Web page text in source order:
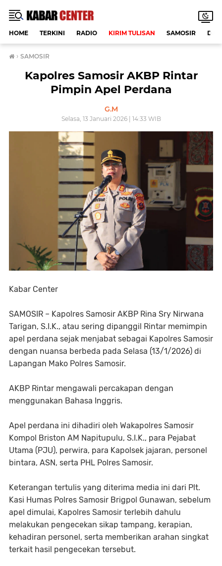
HOME TERKINI RADIO KIRIM TULISAN SAMOSIR
› SAMOSIR
Kapolres Samosir AKBP Rintar
Pimpin Apel Perdana
G.M
Selasa, 13 Januari 2026 | 14:33 WIB
Kabar Center
SAMOSIR – Kapolres Samosir AKBP Rina Sry Nirwana
Tarigan, S.I.K., atau sering dipanggil Rintar memimpin
apel perdana sejak menjabat sebagai Kapolres Samosir
dengan nuansa berbeda pada Selasa (13/1/2026) di
Lapangan Mako Polres Samosir.
AKBP Rintar mengawali percakapan dengan
menggunakan Bahasa Inggris.
Apel perdana ini dihadiri oleh Wakapolres Samosir
Kompol Briston AM Napitupulu, S.I.K., para Pejabat
Utama (PJU), perwira, para Kapolsek jajaran, personel
bintara, ASN, serta PHL Polres Samosir.
Keterangan tertulis yang diterima media ini dari Plt.
Kasi Humas Polres Samosir Brigpol Gunawan, sebelum
apel dimulai, Kapolres Samosir terlebih dahulu
melakukan pengecekan sikap tampang, kerapian,
kehadiran personel, serta memberikan arahan singkat
terkait hasil pengecekan tersebut.